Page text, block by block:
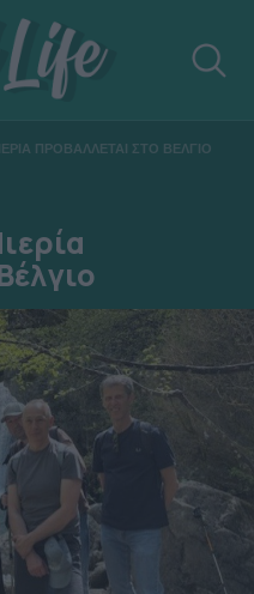
ΠΡΟΒΑΛΛΕΤΑΙ ΣΤΟ ΒΕΛΓΙΟ